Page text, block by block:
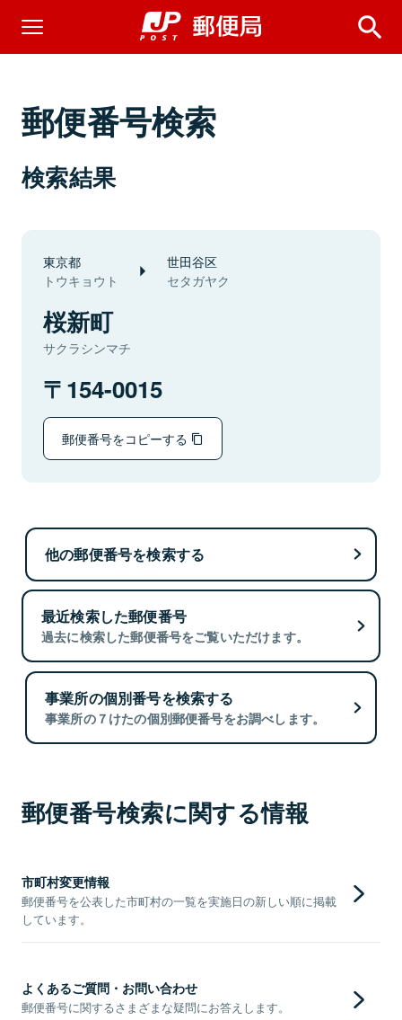
郵便番号検索
検索結果
東京都
トウキョウト
世田谷区
セタガヤク
桜新町
サクラシンマチ
154-0015
郵便番号をコピーする
他の郵便番号を検索する
最近検索した郵便番号
過去に検索した郵便番号をご覧いただけます。
事業所の個別番号を検索する
事業所の７けたの個別郵便番号をお調べします。
郵便番号検索に関する情報
市町村変更情報
郵便番号を公表した市町村の一覧を実施日の新しい順に掲載
しています。
よくあるご質問・お問い合わせ
郵便番号に関するさまざまな疑問にお答えします。